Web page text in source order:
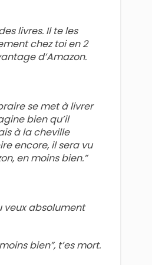
livres. Il te les
chez toi en 2
d’Amazon.
se met à livrer
bien qu’il
à la cheville
encore, il sera vu
en moins bien.”
veux absolument
bien”, t’es mort.